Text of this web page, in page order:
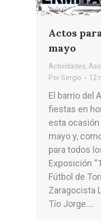
Actos
mayo
Actividades,
PorSergio 12
El barrio del
fiestas en
esta ocasión
mayo y,
para todos
Exposición
Fútbol de
Zaragocista
Tío Jorge.…